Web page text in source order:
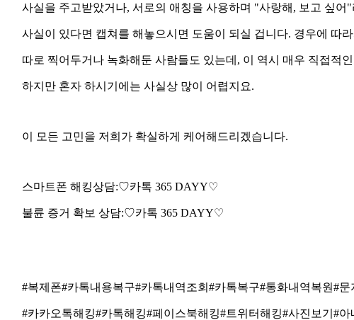
사실을 주고받았거나, 서로의 애칭을 사용하며 "사랑해 , 보고 싶어 "
사실이 있다면 캡쳐를 해놓으시면 도움이 되실 겁니다. 경우에 따
따로 찍어두거나 녹화해둔 사람들도 있는데 , 이 역시 매우 직접적인
하지만 혼자 하시기에는 사실상 많이 어렵지요.
이 모든 고민을 저희가 확실하게 케어해드리겠습니다.
스마트폰 해킹상담:♡카톡 365 DAYY♡
불륜 증거 확보 상담:♡카톡 365 DAYY♡
#복제폰#카톡내용복구#카톡내역조회 #카톡복구#통화내역복원#문
#카카오톡해킹#카톡해킹#페이스북해킹#트위터해킹#사진보기 #아